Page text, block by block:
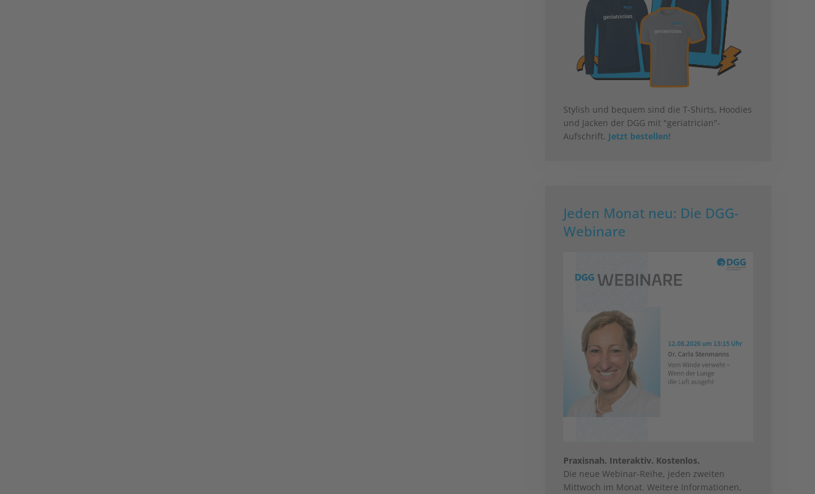
Stylish und bequem sind die T-Shirts, Hoodies
und Jacken der DGG mit "geriatrician"-
Aufschrift. Jetzt bestellen!
Jeden Monat neu: Die DGG-
Webinare
Praxisnah. Interaktiv. Kostenlos.
Die neue Webinar-Reihe, jeden zweiten
Mittwoch im Monat. Weitere Informationen,